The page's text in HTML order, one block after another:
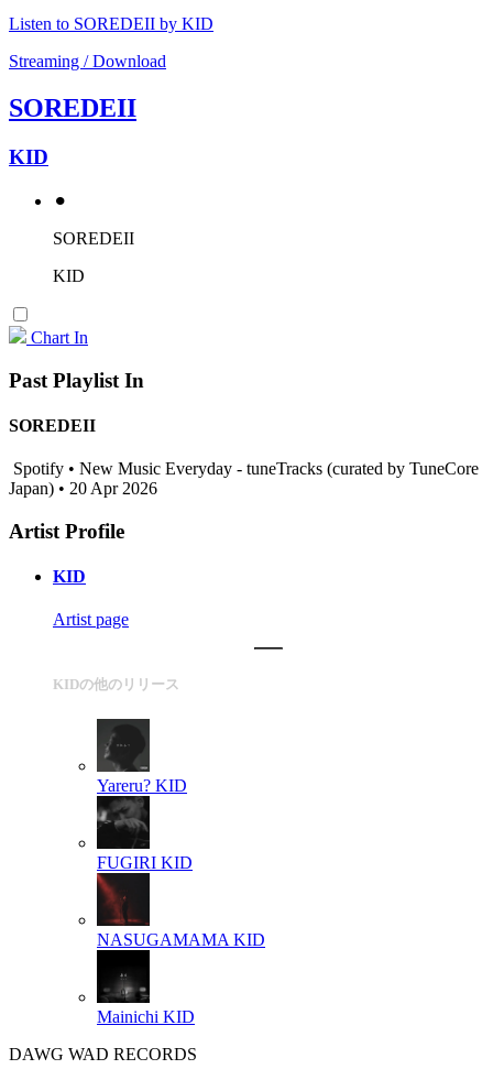
Listen to SOREDEII by KID
Streaming / Download
SOREDEII
KID
⚫︎
SOREDEII
KID
Chart In
Past Playlist In
SOREDEII
Spotify • New Music Everyday - tuneTracks (curated by TuneCore
Japan) • 20 Apr 2026
Artist Profile
KID
Artist page
KIDの他のリリース
Yareru? KID
FUGIRI KID
NASUGAMAMA KID
Mainichi KID
DAWG WAD RECORDS